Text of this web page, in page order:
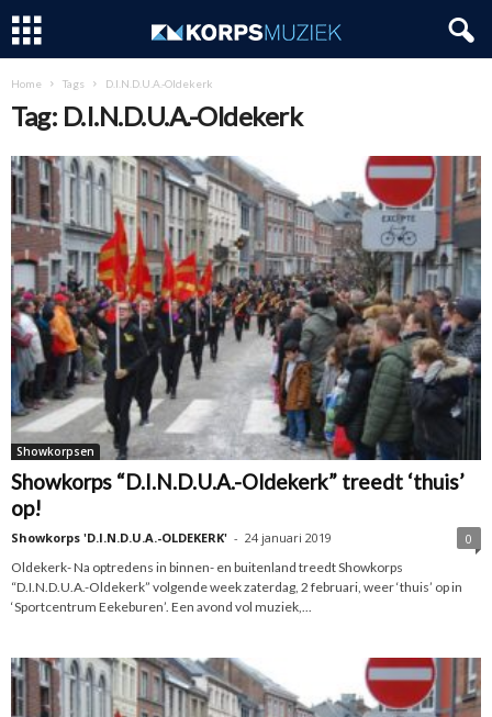
Home Tags D.I.N.D.U.A.-Oldekerk
Tag: D.I.N.D.U.A.-Oldekerk
Showkorpsen
Showkorps “D.I.N.D.U.A.-Oldekerk” treedt ‘thuis’
op!
Showkorps 'D.I.N.D.U.A.-OLDEKERK' - 24 januari 2019
0
Oldekerk- Na optredens in binnen- en buitenland treedt Showkorps
“D.I.N.D.U.A.-Oldekerk” volgende week zaterdag, 2 februari, weer ‘thuis’ op in
‘Sportcentrum Eekeburen’. Een avond vol muziek,...